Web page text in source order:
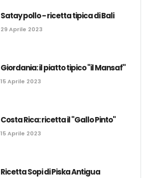
Satay pollo - ricetta tipica di Bali
29 Aprile 2023
Giordania: il piatto tipico "il Mansaf"
15 Aprile 2023
Costa Rica: ricetta il "Gallo Pinto"
15 Aprile 2023
Ricetta Sopi di Piska Antigua